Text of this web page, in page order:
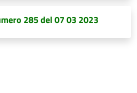
285 del 07 03 2023